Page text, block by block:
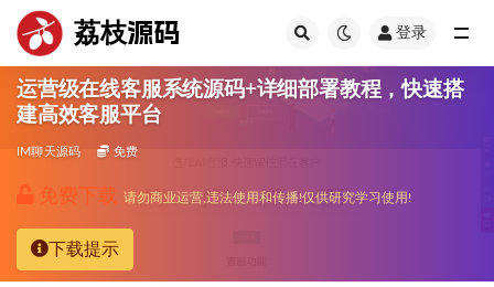
荔枝源码 登录
运营级在线客服系统源码+详细部署教程，快速搭
建高效客服平台
IM聊天源码 免费
免费下载 请勿商业运营,违法使用和传播!仅供研究学习使用!
下载提示